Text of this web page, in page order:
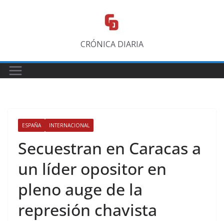
CRÓNICA DIARIA
ESPAÑA INTERNACIONAL
Secuestran en Caracas a
un líder opositor en
pleno auge de la
represión chavista